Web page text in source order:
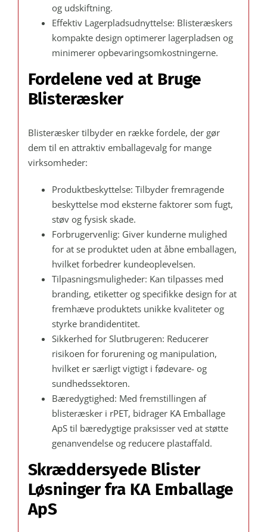
og udskiftning.
Effektiv Lagerpladsudnyttelse: Blisteræskers
kompakte design optimerer lagerpladsen og
minimerer opbevaringsomkostningerne.
Fordelene ved at Bruge
Blisteræsker
Blisteræsker tilbyder en række fordele, der gør
dem til en attraktiv emballagevalg for mange
virksomheder:
Produktbeskyttelse: Tilbyder fremragende
beskyttelse mod eksterne faktorer som fugt,
støv og fysisk skade.
Forbrugervenlig: Giver kunderne mulighed
for at se produktet uden at åbne emballagen,
hvilket forbedrer kundeoplevelsen.
Tilpasningsmuligheder: Kan tilpasses med
branding, etiketter og specifikke design for at
fremhæve produktets unikke kvaliteter og
styrke brandidentitet.
Sikkerhed for Slutbrugeren: Reducerer
risikoen for forurening og manipulation,
hvilket er særligt vigtigt i fødevare- og
sundhedssektoren.
Bæredygtighed: Med fremstillingen af
blisteræsker i rPET, bidrager KA Emballage
ApS til bæredygtige praksisser ved at støtte
genanvendelse og reducere plastaffald.
Skræddersyede Blister
Løsninger fra KA Emballage
ApS